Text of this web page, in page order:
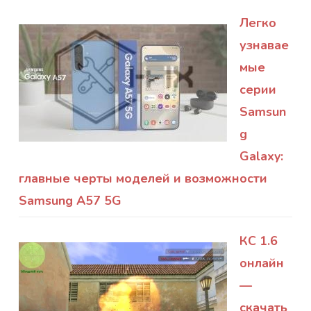
Легко
узнавае
мые
серии
Samsun
g
Galaxy:
главные черты моделей и возможности
Samsung A57 5G
КС 1.6
онлайн
—
скачать